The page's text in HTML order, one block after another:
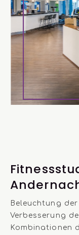
Beleuchtung
Verbesserung
Kombinationen